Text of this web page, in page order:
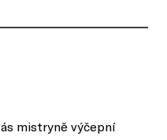
mistryně výčepní